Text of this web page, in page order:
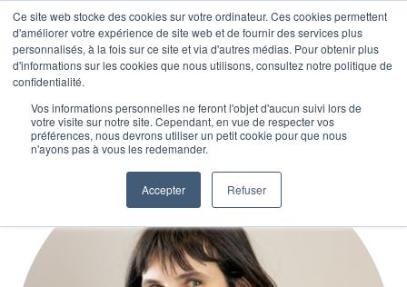
Ce site web stocke des cookies sur votre ordinateur. Ces cookies permettent
d'améliorer votre expérience de site web et de fournir des services plus
personnalisés, à la fois sur ce site et via d'autres médias. Pour obtenir plus
d'informations sur les cookies que nous utilisons, consultez notre politique de
confidentialité.
Vos informations personnelles ne feront l'objet d'aucun suivi lors de
votre visite sur notre site. Cependant, en vue de respecter vos
préférences, nous devrons utiliser un petit cookie pour que nous
n'ayons pas à vous les redemander.
Accepter Refuser